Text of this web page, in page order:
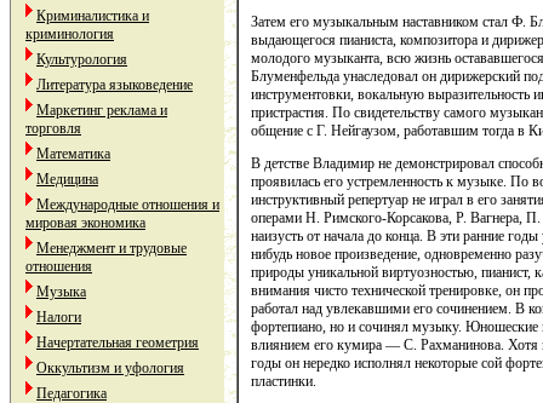
Криминалистика и
криминология
Культурология
Литература языковедение
Маркетинг реклама и
торговля
Математика
Медицина
Международные отношения и
мировая экономика
Менеджмент и трудовые
отношения
Музыка
Налоги
Начертательная геометрия
Оккультизм и уфология
Педагогика
Затем его музыкальным наставником стал Ф.
выдающегося пианиста, композитора и
молодого музыканта, всю жизнь
Блуменфельда унаследовал он дирижерский
инструментовки, вокальную выразительность
пристрастия. По свидетельству самого
общение с Г. Нейгаузом, работавшим тогда в
В детстве Владимир не демонстрировал
проявилась его устремленность к музыке. По
инструктивный репертуар не играл в его
операми Н. Римского-Корсакова, Р. Вагнера,
наизусть от начала до конца. В эти ранние
нибудь новое произведение, одновременно
природы уникальной виртуозностью, пианист,
внимания чисто технической тренировке, он
работал над увлекавшими его сочинением. В
фортепиано, но и сочинял музыку. Юношеские
влиянием его кумира — С. Рахманинова. Хотя
годы он нередко исполнял некоторые сой
пластинки.